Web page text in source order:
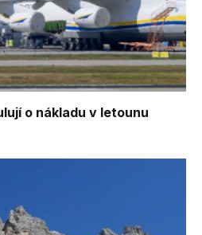
o nákladu v letounu